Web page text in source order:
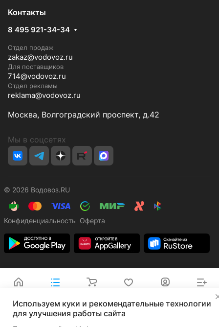
Контакты
8 495 921-34-34
Отдел продаж
zakaz@vodovoz.ru
Для поставщиков
714@vodovoz.ru
Отдел рекламы
reklama@vodovoz.ru
Москва, Волгоградский проспект, д.42
Мы в соцсетях
© 2026 Водовоз.RU
Конфиденциальность Оферта
Используем куки и рекомендательные технологии
для улучшения работы сайта